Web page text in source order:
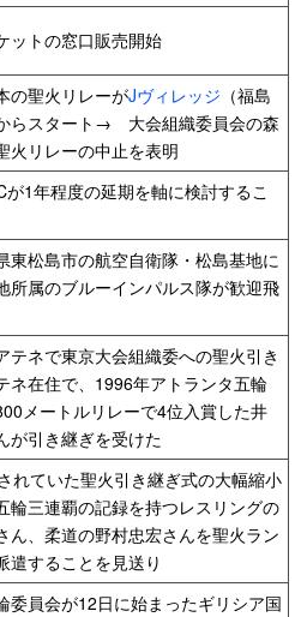
ットの窓口販売開始
の聖火リレーがJヴィレッジ （福島
らスタート→ 大会組織委員会の森
火リレーの中止を表明
が1年程度の延期を軸に検討するこ
東松島市の航空自衛隊・松島基地に
所属のブルーインパルス隊が歓迎飛
テネで東京大会組織委への聖火引き
ネ在住で、1996年アトランタ五輪
メートルリレーで4位入賞した井
が引き継ぎを受けた
れていた聖火引き継ぎ式の大幅縮小
輪三連覇の記録を持つレスリングの
ん、柔道の野村忠宏さんを聖火ラン
遣することを見送り
委員会が12日に始まったギリシア国